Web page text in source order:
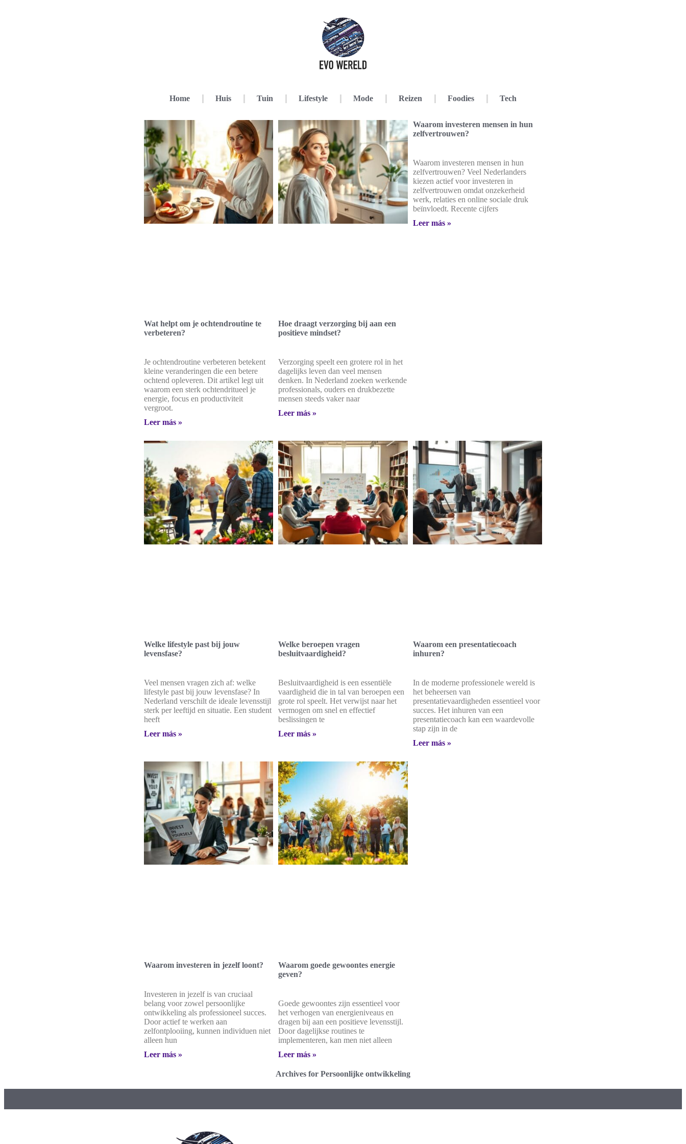
Home Huis Tuin Lifestyle Mode Reizen Foodies Tech
Wat helpt om je ochtendroutine te
verbeteren?
Je ochtendroutine verbeteren betekent
kleine veranderingen die een betere
ochtend opleveren. Dit artikel legt uit
waarom een sterk ochtendritueel je
energie, focus en productiviteit
vergroot.
Leer más »
Hoe draagt verzorging bij aan een
positieve mindset?
Verzorging speelt een grotere rol in het
dagelijks leven dan veel mensen
denken. In Nederland zoeken werkende
professionals, ouders en drukbezette
mensen steeds vaker naar
Leer más »
Waarom investeren mensen in hun
zelfvertrouwen?
Waarom investeren mensen in hun
zelfvertrouwen? Veel Nederlanders
kiezen actief voor investeren in
zelfvertrouwen omdat onzekerheid
werk, relaties en online sociale druk
beïnvloedt. Recente cijfers
Leer más »
Welke lifestyle past bij jouw
levensfase?
Veel mensen vragen zich af: welke
lifestyle past bij jouw levensfase? In
Nederland verschilt de ideale levensstijl
sterk per leeftijd en situatie. Een student
heeft
Leer más »
Welke beroepen vragen
besluitvaardigheid?
Besluitvaardigheid is een essentiële
vaardigheid die in tal van beroepen een
grote rol speelt. Het verwijst naar het
vermogen om snel en effectief
beslissingen te
Leer más »
Waarom een presentatiecoach
inhuren?
In de moderne professionele wereld is
het beheersen van
presentatievaardigheden essentieel voor
succes. Het inhuren van een
presentatiecoach kan een waardevolle
stap zijn in de
Leer más »
Waarom investeren in jezelf loont?
Investeren in jezelf is van cruciaal
belang voor zowel persoonlijke
ontwikkeling als professioneel succes.
Door actief te werken aan
zelfontplooiing, kunnen individuen niet
alleen hun
Leer más »
Waarom goede gewoontes energie
geven?
Goede gewoontes zijn essentieel voor
het verhogen van energieniveaus en
dragen bij aan een positieve levensstijl.
Door dagelijkse routines te
implementeren, kan men niet alleen
Leer más »
Archives for Persoonlijke ontwikkeling